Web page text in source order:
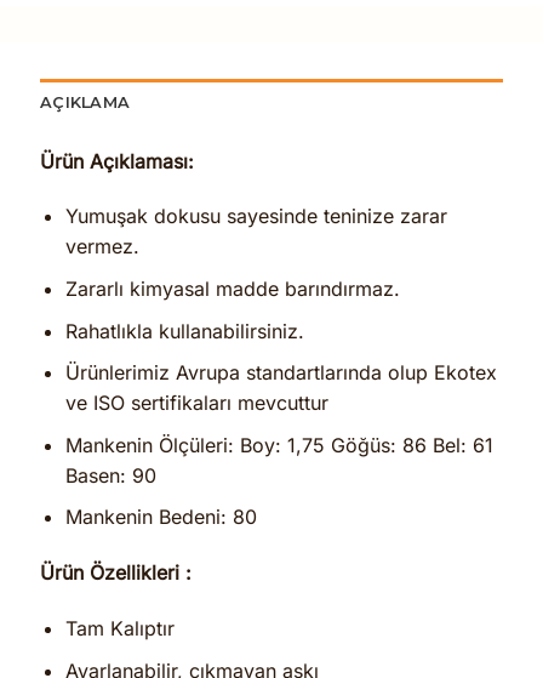
AÇIKLAMA
Ürün Açıklaması:
Yumuşak dokusu sayesinde teninize zarar
vermez.
Zararlı kimyasal madde barındırmaz.
Rahatlıkla kullanabilirsiniz.
Ürünlerimiz Avrupa standartlarında olup Ekotex
ve ISO sertifikaları mevcuttur
Mankenin Ölçüleri: Boy: 1,75 Göğüs: 86 Bel: 61
Basen: 90
Mankenin Bedeni: 80
Ürün Özellikleri :
Tam Kalıptır
Ayarlanabilir, çıkmayan askı